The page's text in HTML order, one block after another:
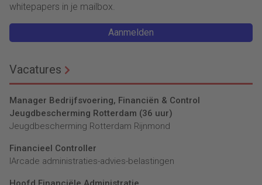
whitepapers in je mailbox.
Aanmelden
Vacatures
Manager Bedrijfsvoering, Financiën & Control
Jeugdbescherming Rotterdam (36 uur)
Jeugdbescherming Rotterdam Rijnmond
Financieel Controller
lArcade administraties-advies-belastingen